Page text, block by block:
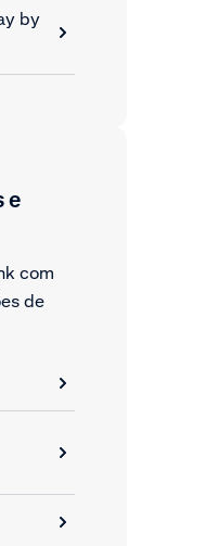
by
e
com
de